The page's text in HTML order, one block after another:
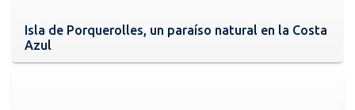
Isla de Porquerolles, un paraíso natural en la Costa
Azul